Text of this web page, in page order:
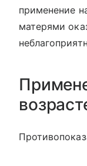
применение
матерями